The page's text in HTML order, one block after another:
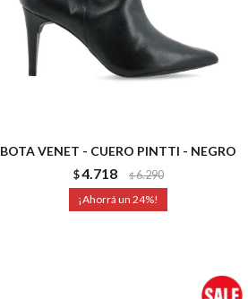
BOTA VENET - CUERO PINTTI - NEGRO
$4.718 $6.290
24